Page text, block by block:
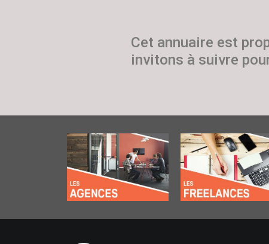
Cet annuaire est
invitons à suivre